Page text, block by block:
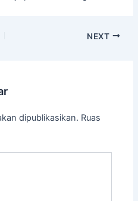
NEXT
dipublikasikan. Ruas